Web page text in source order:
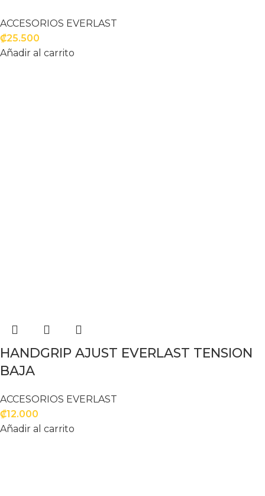
ACCESORIOS EVERLAST
₡25.500
Añadir al carrito
HANDGRIP AJUST EVERLAST TENSION
BAJA
ACCESORIOS EVERLAST
₡12.000
Añadir al carrito